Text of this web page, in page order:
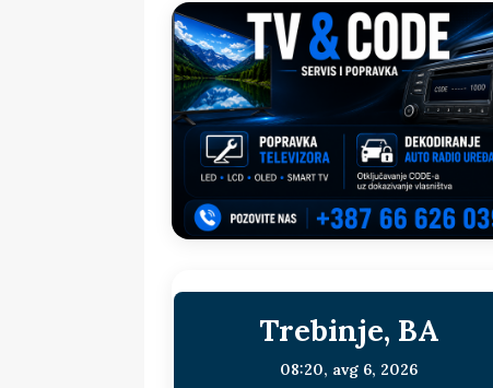
[ 19. jul 2026. ] Da li i obraz ima
[ 16. jul 2026. ] Mile će da ti oprosti
[ 16. jul 2026. ] Krediti i dugovi
[ 15. jul 2026. ] Politički potres u
sljedeća meta!? BOSNA I
[ 14. jul 2026. ] Budimiru je jako
Dodik i Vučić nisu
[ 11. jul 2026. ] Ako se povučemo i
HERCEGOVINA
[ 9. jul 2026. ] RTRS-u blokirani svi
Trebinje, BA
08:20, avg 6, 2026